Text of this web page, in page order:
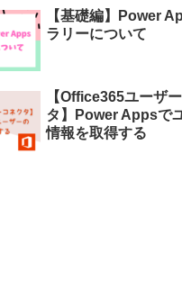
【基礎編】Power
ラリーについて
【Office365ユーザ
タ】Power Appsで
情報を取得する